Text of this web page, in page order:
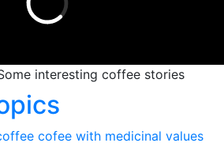
interesting coffee stories
cofee with medicinal values